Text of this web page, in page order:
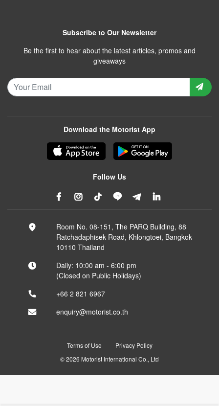
Subscribe to Our Newsletter
Be the first to hear about the latest articles, promos and
giveaways
Download the Motorist App
Follow Us
Room No. 08-151, The PARQ Building, 88
Ratchadaphisek Road, Khlongtoei, Bangkok
10110 Thailand
Daily: 10:00 am - 6:00 pm
(Closed on Public Holidays)
+66 2 821 6967
enquiry@motorist.co.th
Terms of Use
Privacy Policy
© 2026 Motorist International Co., Ltd